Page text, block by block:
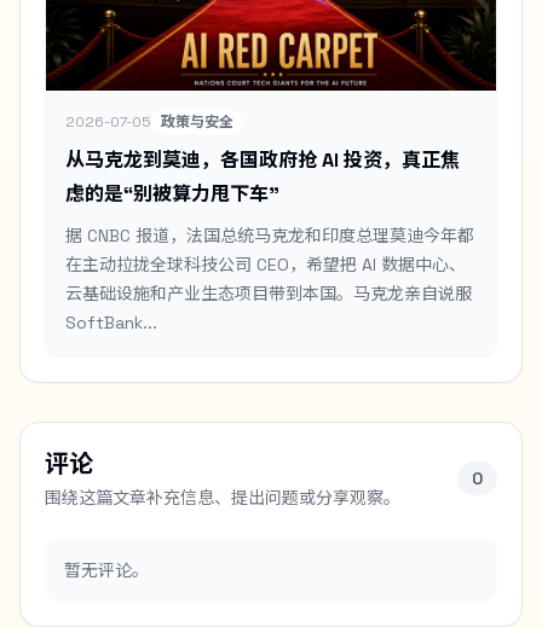
2026-07-05 政策与安全
从马克龙到莫迪，各国政府抢 AI 投资，真正焦
虑的是“别被算力甩下车”
据 CNBC 报道，法国总统马克龙和印度总理莫迪今年都
在主动拉拢全球科技公司 CEO，希望把 AI 数据中心、
云基础设施和产业生态项目带到本国。马克龙亲自说服
SoftBank...
评论
围绕这篇文章补充信息、提出问题或分享观察。
0
暂无评论。